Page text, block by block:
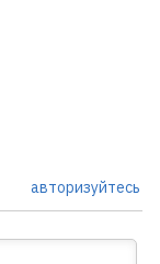
авторизуйтесь